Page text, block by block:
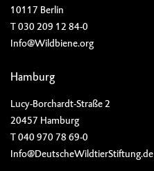
10117 Berlin
T 030 209 12 84-0
Info@Wildbiene.org
Hamburg
Lucy-Borchardt-Straße 2
20457 Hamburg
T 040 970 78 69-0
Info@DeutscheWildtierStiftung.de